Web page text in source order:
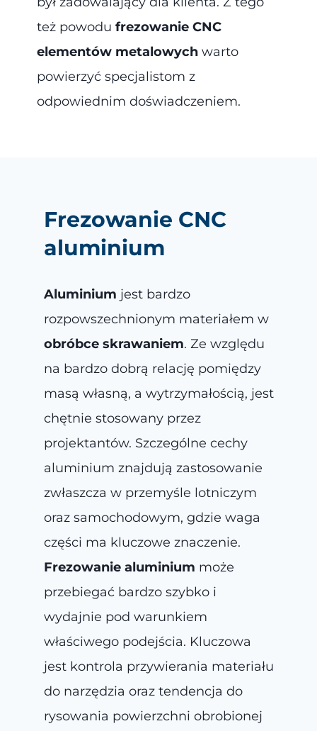
też powodu frezowanie CNC
elementów metalowychwarto
powierzyć specjalistom z
odpowiednim doświadczeniem.
Frezowanie CNC
aluminium
Aluminium jest bardzo
rozpowszechnionym materiałem w
obróbce skrawaniem. Ze względu
na bardzo dobrą relację pomiędzy
masą własną, a wytrzymałością, jest
chętnie stosowany przez
projektantów. Szczególne cechy
aluminium znajdują zastosowanie
zwłaszcza w przemyśle lotniczym
oraz samochodowym, gdzie waga
części ma kluczowe znaczenie.
Frezowanie aluminium może
przebiegać bardzo szybko i
wydajnie pod warunkiem
właściwego podejścia. Kluczowa
jest kontrola przywierania materiału
do narzędzia oraz tendencja do
rysowania powierzchni obrobionej